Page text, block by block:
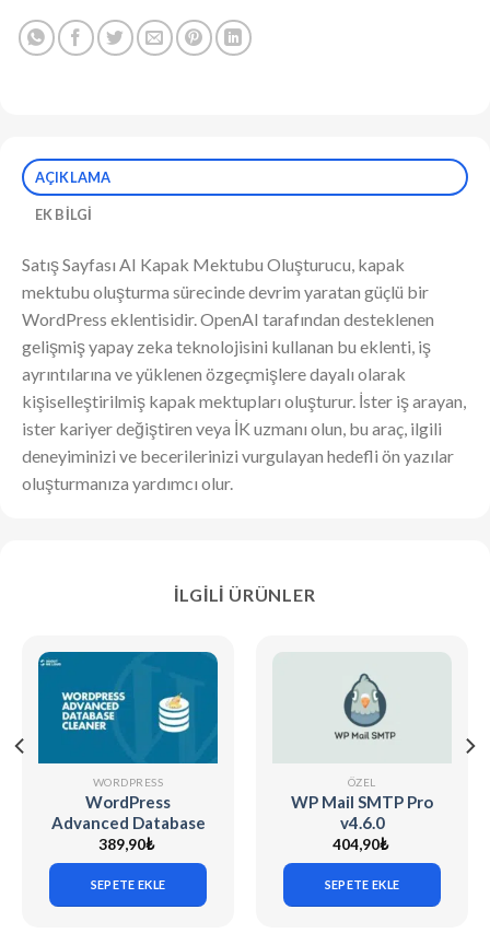
AÇIKLAMA
EK BILGI
Satış Sayfası AI Kapak Mektubu Oluşturucu, kapak
mektubu oluşturma sürecinde devrim yaratan güçlü bir
WordPress eklentisidir. OpenAI tarafından desteklenen
gelişmiş yapay zeka teknolojisini kullanan bu eklenti, iş
ayrıntılarına ve yüklenen özgeçmişlere dayalı olarak
kişiselleştirilmiş kapak mektupları oluşturur. İster iş arayan,
ister kariyer değiştiren veya İK uzmanı olun, bu araç, ilgili
deneyiminizi ve becerilerinizi vurgulayan hedefli ön yazılar
oluşturmanıza yardımcı olur.
İLGILI ÜRÜNLER
WORDPRESS
WordPress
Advanced Database
Cleaner Pro (v4.0.6)
389,90₺
SEPETE EKLE
ÖZEL
WP Mail SMTP Pro
v4.6.0
404,90₺
SEPETE EKLE